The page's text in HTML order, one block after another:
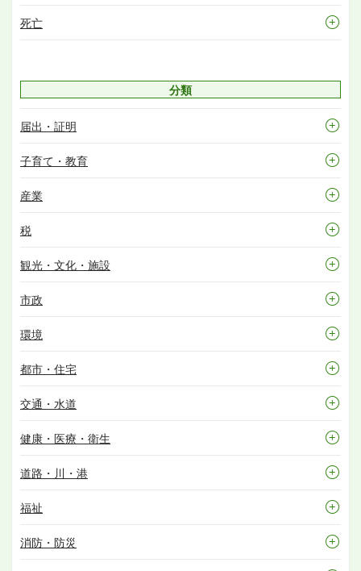
死亡
分類
届出・証明
子育て・教育
産業
税
観光・文化・施設
市政
環境
都市・住宅
交通・水道
健康・医療・衛生
道路・川・港
福祉
消防・防災